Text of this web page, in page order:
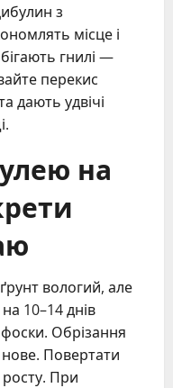
з
місце і
гнилі —
перекис
дають удвічі
на
вологий, але
10–14 днів
Обрізання
Повертати
При